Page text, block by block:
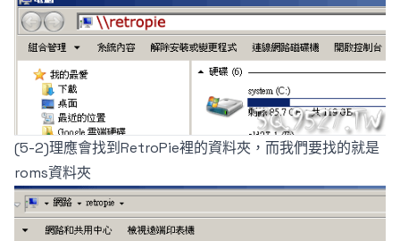
(5-2)理應會找到RetroPie裡的資料夾，而我們要找的就是
roms資料夾